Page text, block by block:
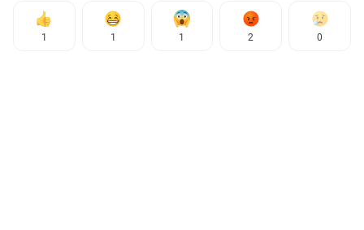
1 1 1 2 0